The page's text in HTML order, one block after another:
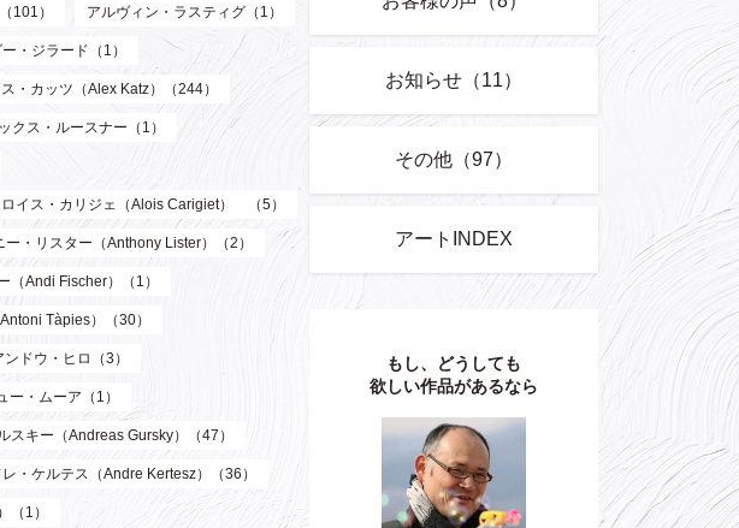
101） アルヴィン・ラスティグ（1）
・ジラード（1）
・カッツ（Alex Katz）（244）
クス・ルースナー（1）
ロイス・カリジェ（Alois Carigiet） （5）
ー・リスター（Anthony Lister）（2）
（Andi Fischer）（1）
Tàpies）（30）
ンドウ・ヒロ（3）
ー・ムーア（1）
スキー（Andreas Gursky）（47）
・ケルテス（Andre Kertesz）（36）
（1）
お知らせ（11）
その他（97）
アートINDEX
もし、どうしても
欲しい作品があるなら